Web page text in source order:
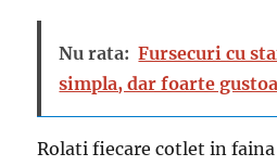
Nu rata: Fursecuri cu
simpla, dar foarte
Rolati fiecare cotlet in